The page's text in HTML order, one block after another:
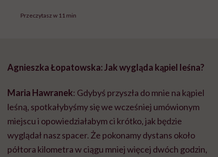
Przeczytasz w 11 min
Agnieszka Łopatowska: Jak wygląda kąpiel leśna?
Maria Hawranek: Gdybyś przyszła do mnie na kąpiel
leśną, spotkałybyśmy się we wcześniej umówionym
miejscu i opowiedziałabym ci krótko, jak będzie
wyglądał nasz spacer. Że pokonamy dystans około
półtora kilometra w ciągu mniej więcej dwóch godzin,